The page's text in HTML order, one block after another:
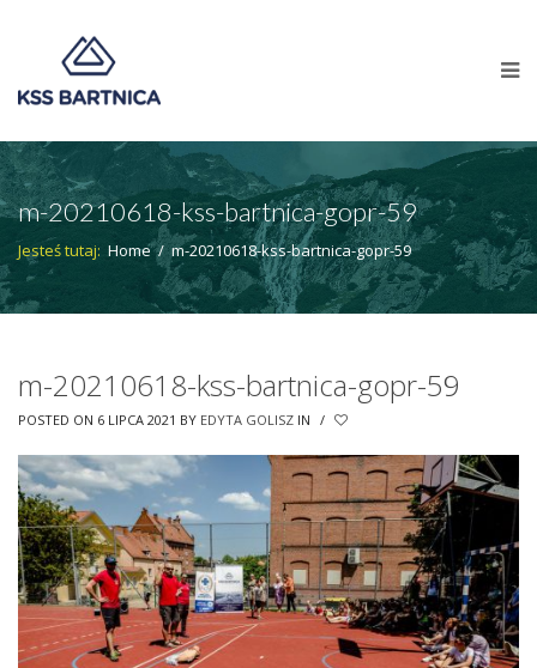
m-20210618-kss-bartnica-gopr-59
Jesteś tutaj: Home / m-20210618-kss-bartnica-gopr-59
m-20210618-kss-bartnica-gopr-59
POSTED ON 6 LIPCA 2021 BY EDYTA GOLISZ IN /